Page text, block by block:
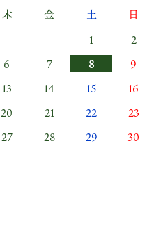
木 金 土
日
1
2
6 7 8
9
13 14 15
16
20 21 22
23
27 28 29
30